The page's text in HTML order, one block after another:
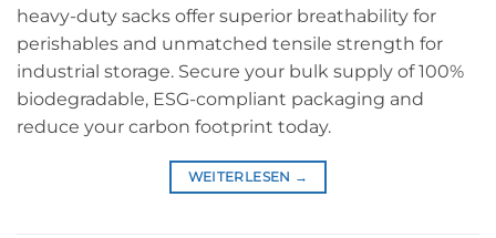
heavy-duty sacks offer superior breathability for
perishables and unmatched tensile strength for
industrial storage. Secure your bulk supply of 100%
biodegradable, ESG-compliant packaging and
reduce your carbon footprint today.
WEITERLESEN →